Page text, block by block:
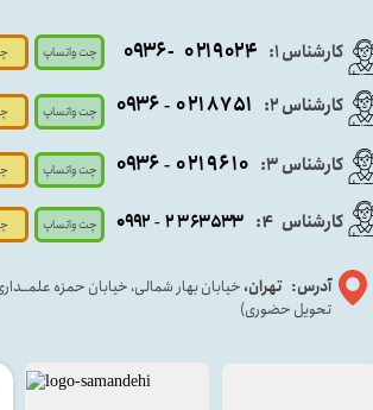
کارشناس ۱: ۰۲۱۹۰۲۴ - ۰۹۳۶
آدرس: تهران، خیابان بهار شمالی، خیابان حمزه
تحویل حضوری)
کارشناس ۳: ۰۲۱۹۶۱۰ -۰۹۳۶
کارشناس ۲: ۰۲۱۸۷۵۱ - ۰۹۳۶
کارشناس 4
: ۲۳۶۳۵۳۳ - ۰۹۹۲
چت واتساپ
چت واتساپ
چت واتساپ
چت واتساپ